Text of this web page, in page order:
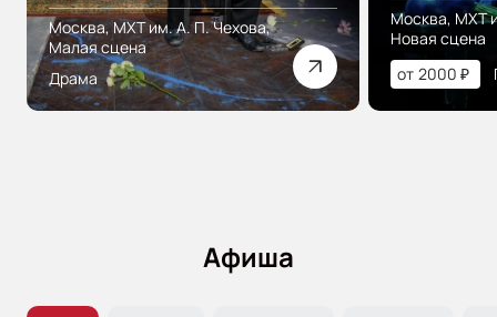
Москва, МХТ им. А. П. Чехова,
Малая сцена
Драма
Москва, МХТ
Новая сцена
от 2000 ₽
Афиша